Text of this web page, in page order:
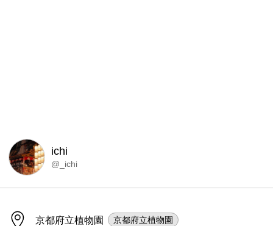
ichi
@_ichi
京都府立植物園 京都府立植物園